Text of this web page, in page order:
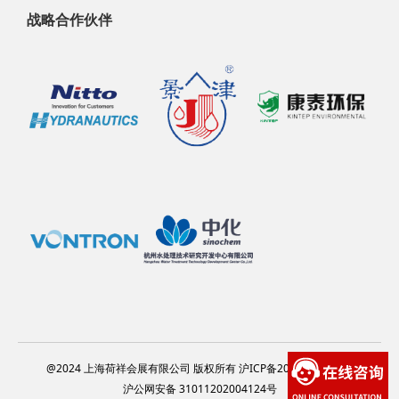
战略合作伙伴
@2024 上海荷祥会展有限公司 版权所有 沪ICP备20012314号-13
沪公网安备 31011202004124号